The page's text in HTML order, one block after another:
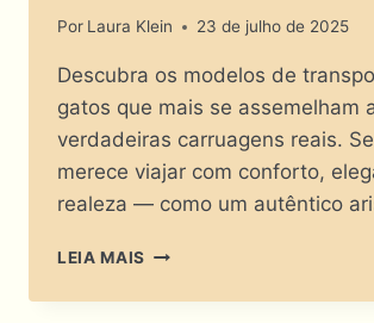
Por Laura Klein 23 de julho de 2025
Descubra os modelos de
gatos que mais se assemelham
verdadeiras carruagens reais.
merece viajar com conforto,
realeza — como um autêntico
LEIA MAIS TRANSPORTE
GATOS